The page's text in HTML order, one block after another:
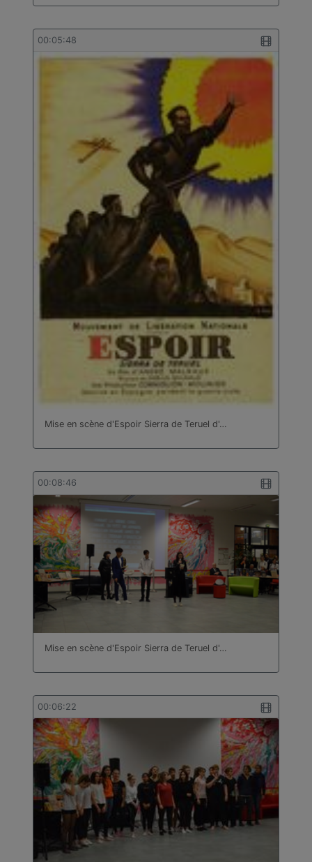
00:05:48
Mise en scène d'Espoir Sierra de Teruel d'…
00:08:46
Mise en scène d'Espoir Sierra de Teruel d'…
00:06:22